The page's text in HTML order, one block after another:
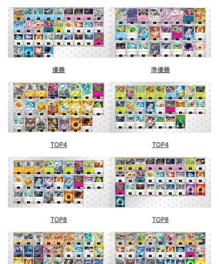
優勝 準優勝
TOP4 TOP4
TOP8 TOP8